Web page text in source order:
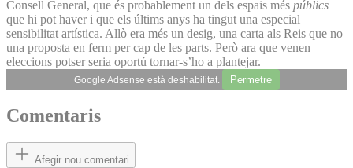
Consell General, que és probablement un dels espais més públics
que hi pot haver i que els últims anys ha tingut una especial
sensibilitat artística. Allò era més un desig, una carta als Reis que no
una proposta en ferm per cap de les parts. Però ara que venen
eleccions potser seria oportú tornar-s’ho a plantejar.
Google Adsense està deshabilitat. Permetre
Comentaris
Afegir nou comentari